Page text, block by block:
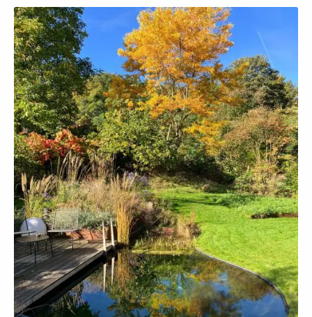
Détail